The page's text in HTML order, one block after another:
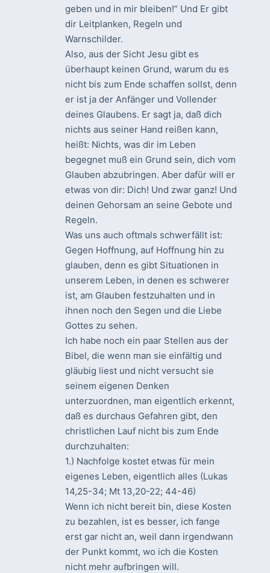
geben und in mir bleiben!“ Und Er gibt
dir Leitplanken, Regeln und
Warnschilder.
Also, aus der Sicht Jesu gibt es
überhaupt keinen Grund, warum du es
nicht bis zum Ende schaffen sollst, denn
er ist ja der Anfänger und Vollender
deines Glaubens. Er sagt ja, daß dich
nichts aus seiner Hand reißen kann,
heißt: Nichts, was dir im Leben
begegnet muß ein Grund sein, dich vom
Glauben abzubringen. Aber dafür will er
etwas von dir: Dich! Und zwar ganz! Und
deinen Gehorsam an seine Gebote und
Regeln.
Was uns auch oftmals schwerfällt ist:
Gegen Hoffnung, auf Hoffnung hin zu
glauben, denn es gibt Situationen in
unserem Leben, in denen es schwerer
ist, am Glauben festzuhalten und in
ihnen noch den Segen und die Liebe
Gottes zu sehen.
Ich habe noch ein paar Stellen aus der
Bibel, die wenn man sie einfältig und
gläubig liest und nicht versucht sie
seinem eigenen Denken
unterzuordnen, man eigentlich erkennt,
daß es durchaus Gefahren gibt, den
christlichen Lauf nicht bis zum Ende
durchzuhalten:
1.) Nachfolge kostet etwas für mein
eigenes Leben, eigentlich alles (Lukas
14,25-34; Mt 13,20-22; 44-46)
Wenn ich nicht bereit bin, diese Kosten
zu bezahlen, ist es besser, ich fange
erst gar nicht an, weil dann irgendwann
der Punkt kommt, wo ich die Kosten
nicht mehr aufbringen will.